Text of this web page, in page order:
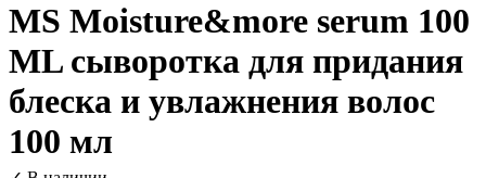
MS Moisture&more serum 100
ML сыворотка для придания
блеска и увлажнения волос
100 мл